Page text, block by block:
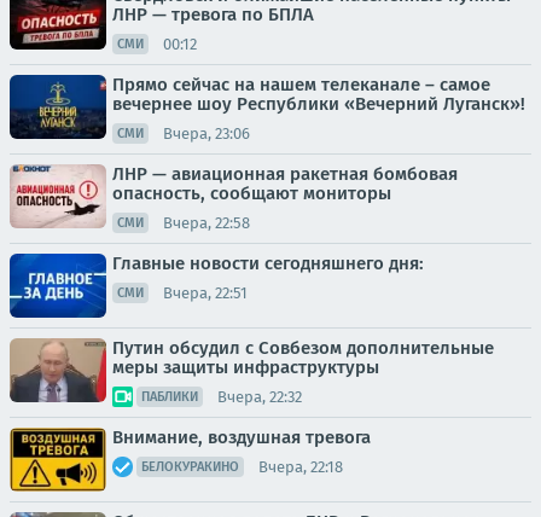
ЛНР — тревога по БПЛА
СМИ 00:12
Прямо сейчас на нашем телеканале – самое
вечернее шоу Республики «Вечерний Луганск»!
СМИ Вчера, 23:06
ЛНР — авиационная ракетная бомбовая
опасность, сообщают мониторы
СМИ Вчера, 22:58
Главные новости сегодняшнего дня:
СМИ Вчера, 22:51
Путин обсудил с Совбезом дополнительные
меры защиты инфраструктуры
ПАБЛИКИ Вчера, 22:32
Внимание, воздушная тревога
БЕЛОКУРАКИНО Вчера, 22:18